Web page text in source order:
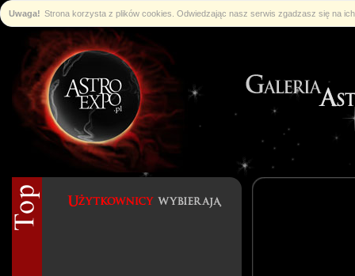
Uwaga! Strona korzysta z plików cookies. Odwiedzając nasz serwis zgadzasz się na